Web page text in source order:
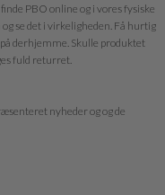
PBO online og i vores fysiske
se det i virkeligheden. Få hurtig
derhjemme. Skulle produktet
fuld returret.
nyheder og og de